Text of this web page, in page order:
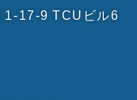
1-17-9 TCUビル6